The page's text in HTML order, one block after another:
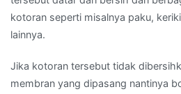
kotoran seperti misalnya paku,
lainnya.
Jika kotoran tersebut tidak
membran yang dipasang nantinya